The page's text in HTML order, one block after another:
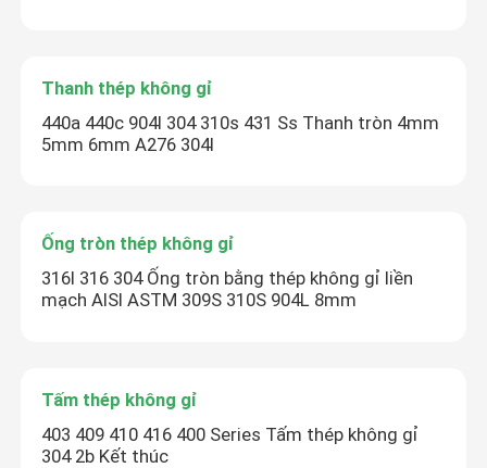
Thanh thép không gỉ
440a 440c 904l 304 310s 431 Ss Thanh tròn 4mm
5mm 6mm A276 304l
Ống tròn thép không gỉ
316l 316 304 Ống tròn bằng thép không gỉ liền
mạch AISI ASTM 309S 310S 904L 8mm
Tấm thép không gỉ
403 409 410 416 400 Series Tấm thép không gỉ
304 2b Kết thúc